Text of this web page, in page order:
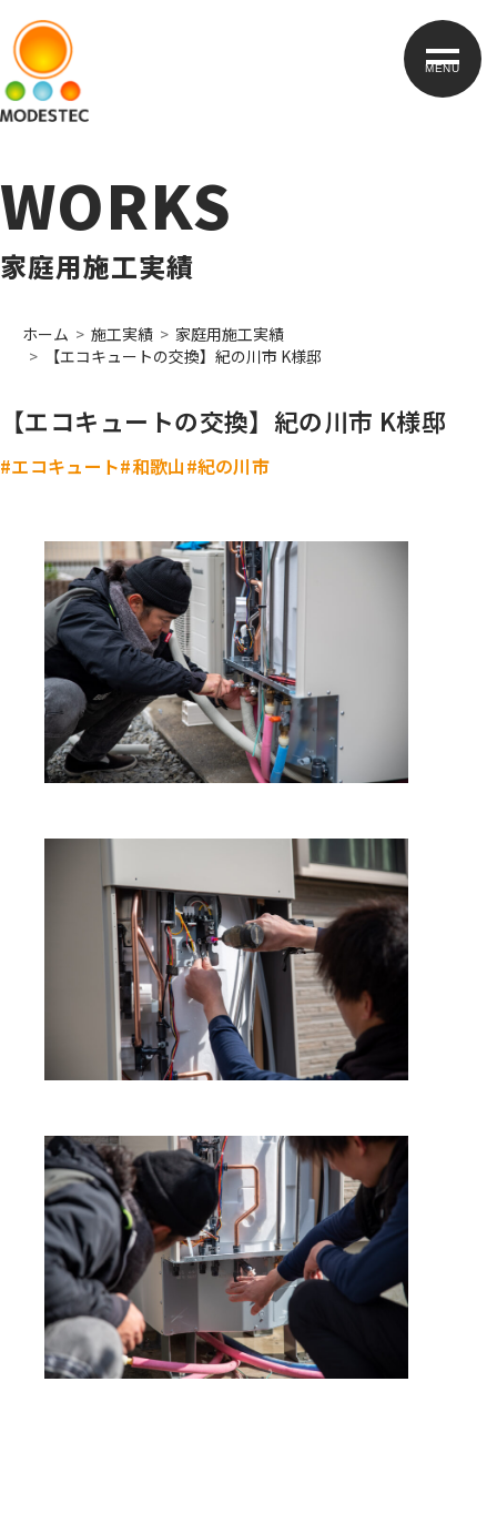
MENU
WORKS
家庭用施工実績
ホーム 施工実績
家庭用施工実績
【エコキュートの交換】紀の川市 K様邸
【エコキュートの交換】紀の川市 K様邸
#エコキュート#和歌山#紀の川市